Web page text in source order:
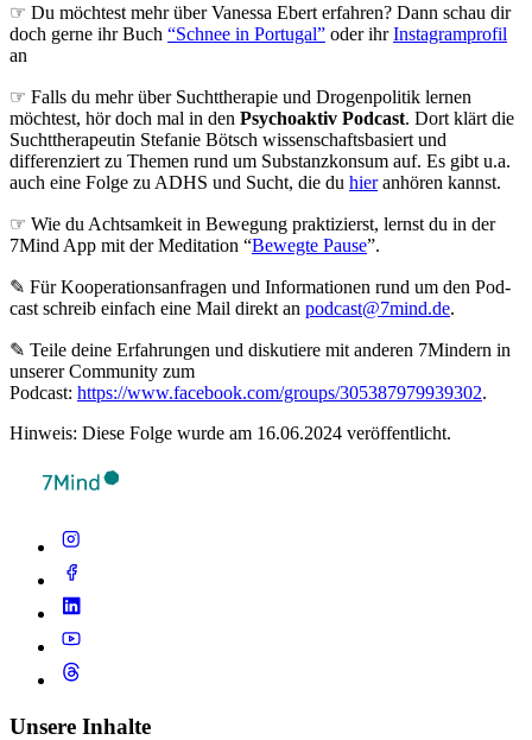
☞ Du möchtest mehr über Vanessa Ebert erfahren? Dann schau dir
doch gerne ihr Buch “Schnee in Portugal” oder ihrInstagramprofil
an
☞ Falls du mehr über Suchttherapie und Drogenpolitik lernen
möchtest, hör doch mal in den Psychoaktiv Podcast. Dort klärt die
Suchttherapeutin Stefanie Bötsch wissenschaftsbasiert und
differenziert zu Themen rund um Substanzkonsum auf. Es gibt u.a.
auch eine Folge zu ADHS und Sucht, die du hieranhören kannst.
☞ Wie du Achtsamkeit in Bewegung praktizierst, lernst du in der
7Mind App mit der Meditation “Bewegte Pause”.
✎ Für Koope­ra­ti­ons­an­fra­gen und Infor­ma­tio­nen rund um den Pod­
cast schreib ein­fach eine Mail direkt an podcast@7mind.de.
✎ Teile deine Erfahrungen und diskutiere mit anderen 7Mindern in
unserer Community zum
Podcast: https://www.facebook.com/groups/305387979939302.
Hinweis: Diese Folge wurde am 16.06.2024 veröffentlicht.
Unsere Inhalte